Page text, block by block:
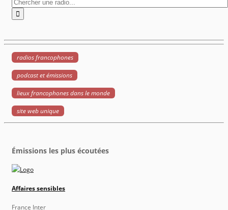
radios francophones
podcast et émissions
lieux francophones dans le monde
site web unique
Émissions les plus écoutées
Affaires sensibles
France Inter